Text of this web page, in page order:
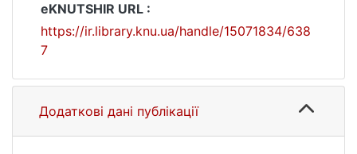
eKNUTSHIR URL :
https://ir.library.knu.ua/handle/15071834/638
7
Додаткові дані публікації